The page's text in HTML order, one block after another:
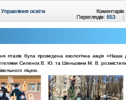
Управління освіти Коментарів:
Переглядів: 653 |
птахів була проведена екологічна акція «Наша
Силенок В. Ю. та Шеньовим М. В. розмістили
ліцею.